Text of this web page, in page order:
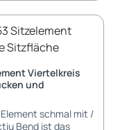
schwarz 15
89 cm
die Füße noch
Viertelkreis
und
schmal mit /
Bend ist das